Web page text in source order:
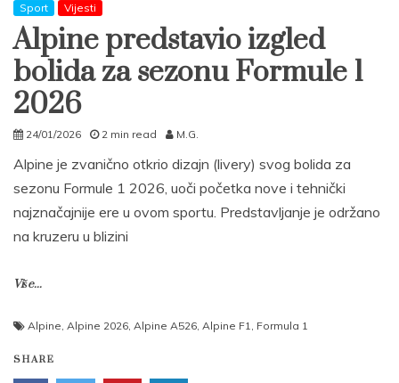
Sport Vijesti
Alpine predstavio izgled
bolida za sezonu Formule 1
2026
24/01/2026 2 min read M.G.
Alpine je zvanično otkrio dizajn (livery) svog bolida za
sezonu Formule 1 2026, uoči početka nove i tehnički
najznačajnije ere u ovom sportu. Predstavljanje je održano
na kruzeru u blizini
Više...
Alpine, Alpine 2026, Alpine A526, Alpine F1, Formula 1
SHARE